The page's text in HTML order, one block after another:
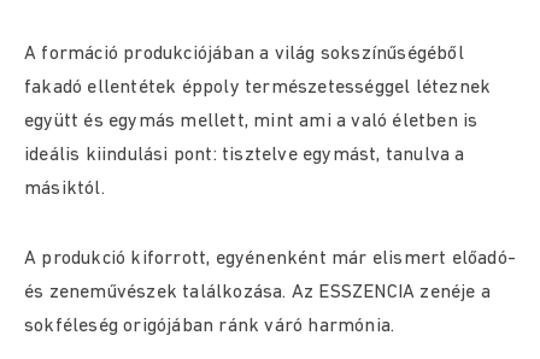
A formáció produkciójában a világ sokszínűségéből
fakadó ellentétek éppoly természetességgel léteznek
együtt és egymás mellett, mint ami a való életben is
ideális kiindulási pont: tisztelve egymást, tanulva a
másiktól.
A produkció kiforrott, egyénenként már elismert előadó-
és zeneművészek találkozása. Az ESSZENCIA zenéje a
sokféleség origójában ránk váró harmónia.